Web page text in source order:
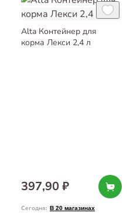
Alta Контейнер для
корма Лекси 2,4 л
397,90 ₽
Сегодня: В 20 магазинах